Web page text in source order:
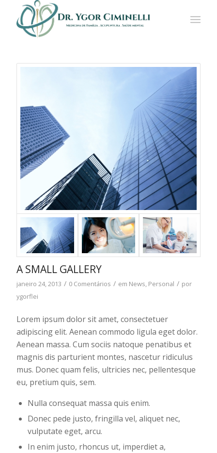
A SMALL GALLERY
janeiro 24, 2013 / 0 Comentários / em News, Personal / por
ygorflei
Lorem ipsum dolor sit amet, consectetuer
adipiscing elit. Aenean commodo ligula eget dolor.
Aenean massa. Cum sociis natoque penatibus et
magnis dis parturient montes, nascetur ridiculus
mus. Donec quam felis, ultricies nec, pellentesque
eu, pretium quis, sem.
Nulla consequat massa quis enim.
Donec pede justo, fringilla vel, aliquet nec,
vulputate eget, arcu.
In enim justo, rhoncus ut, imperdiet a,